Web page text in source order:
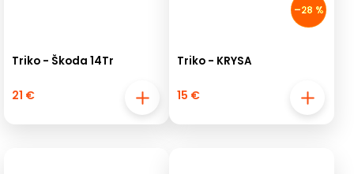
Triko - Škoda 14Tr
21 €
–28 %
Triko - KRYSA
15 €